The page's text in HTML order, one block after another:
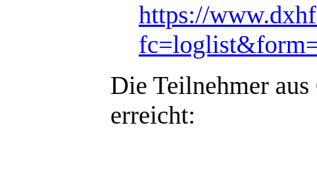
https://
Die Teilnehmer
erreicht: